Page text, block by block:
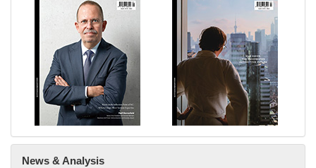
News & Analysis